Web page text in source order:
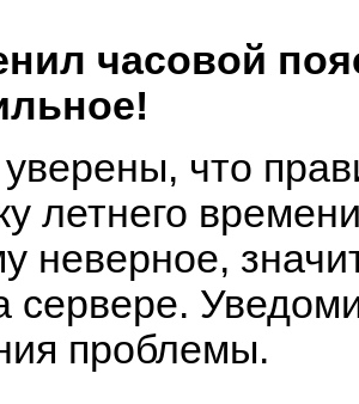
часовой
что
летнего
неверное,
сервере.
проблемы.